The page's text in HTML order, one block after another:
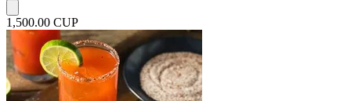
1,500.00 CUP